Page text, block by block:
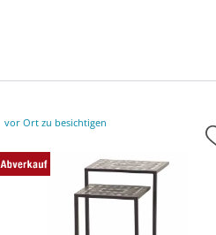
vor Ort zu besichtigen